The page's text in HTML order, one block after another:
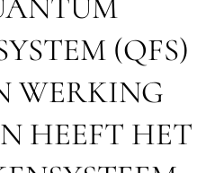
(QFS)
WERKING
HEEFT HET